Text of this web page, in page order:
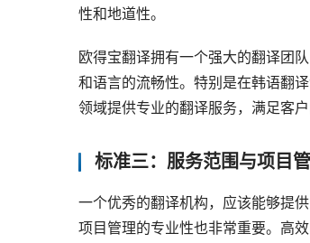
性和地道性。
欧得宝翻译拥有一个强大的翻译团
和语言的流畅性。特别是在韩语翻
领域提供专业的翻译服务，满足客户
标准三：服务范围与项目
一个优秀的翻译机构，应该能够提
项目管理的专业性也非常重要。高